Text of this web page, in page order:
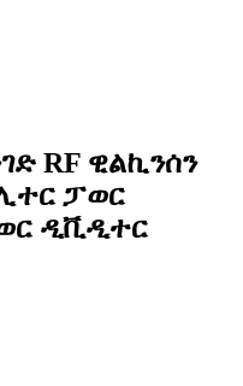
RF ዊልኪንሰን
ፓወር
ዲቪዲተር